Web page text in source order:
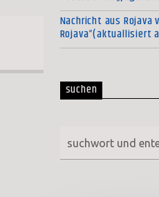
Nachricht aus Rojava
Rojava“(aktuallisiert
suchen